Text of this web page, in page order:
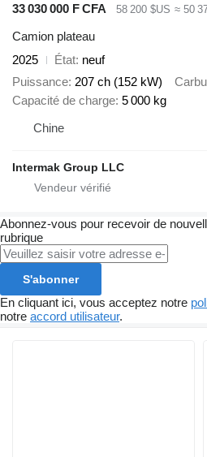
33 030 000 F CFA
58 200 $US ≈ 50
Camion plateau
2025
État neuf
Puissance 207 ch (152 kW)
Capacité de charge 5 000 kg
Chine
Intermak Group LLC
Abonnez-vous pour recevoir de
rubrique
S'abonner
En cliquant ici, vous acceptez notre
notre accord utilisateur.